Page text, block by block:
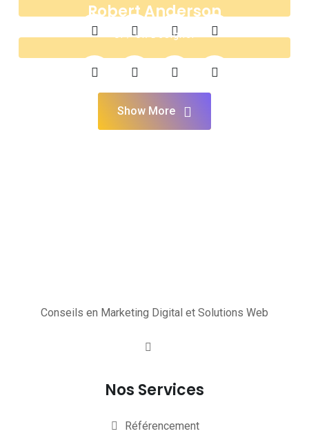
Robert Anderson
Ul / Ux Designer
Show More
Conseils en Marketing Digital et Solutions Web
Nos Services
Référencement